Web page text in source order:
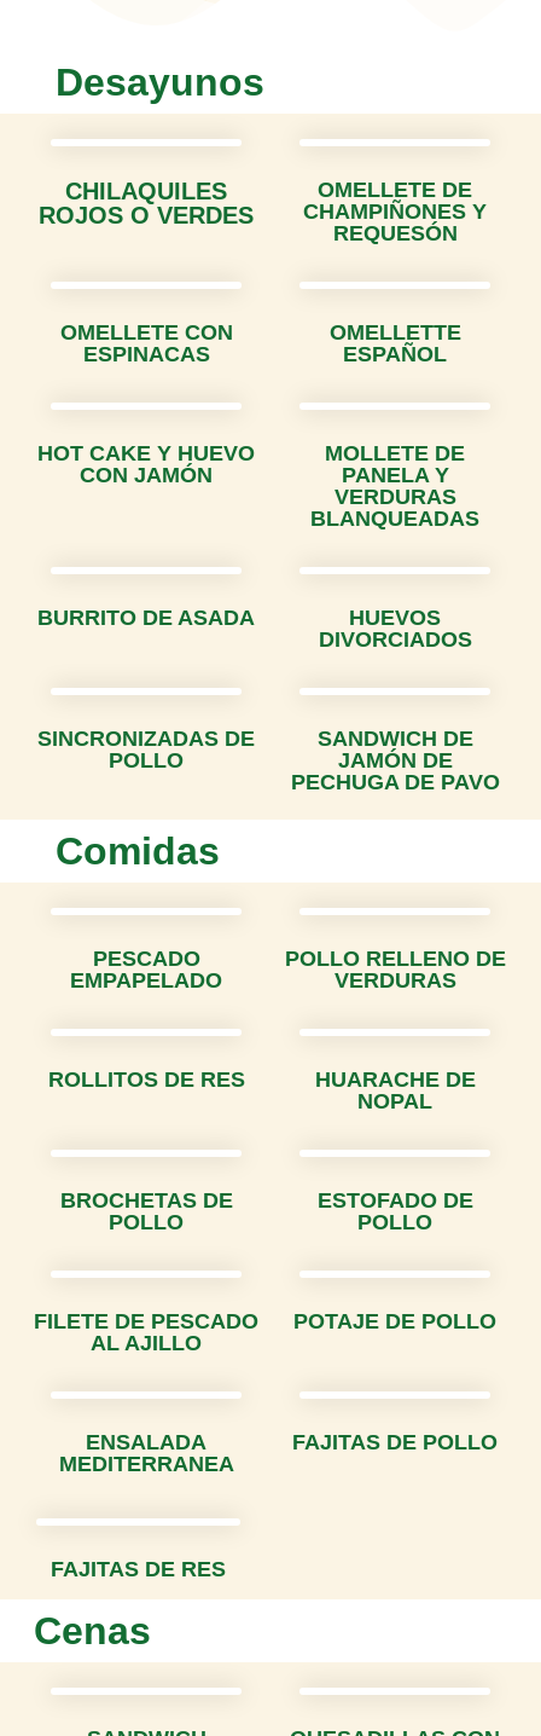
Desayunos
CHILAQUILES
ROJOS O VERDES
OMELLETE DE
CHAMPIÑONES Y
REQUESÓN
OMELLETE CON
ESPINACAS
OMELLETTE
ESPAÑOL
HOT CAKE Y HUEVO
CON JAMÓN
MOLLETE DE
PANELA Y
VERDURAS
BLANQUEADAS
BURRITO DE ASADA
HUEVOS
DIVORCIADOS
SINCRONIZADAS DE
POLLO
SANDWICH DE
JAMÓN DE
PECHUGA DE PAVO
Comidas
PESCADO
EMPAPELADO
POLLO RELLENO DE
VERDURAS
ROLLITOS DE RES
HUARACHE DE
NOPAL
BROCHETAS DE
POLLO
ESTOFADO DE
POLLO
FILETE DE PESCADO
AL AJILLO
POTAJE DE POLLO
ENSALADA
MEDITERRANEA
FAJITAS DE POLLO
FAJITAS DE RES
Cenas